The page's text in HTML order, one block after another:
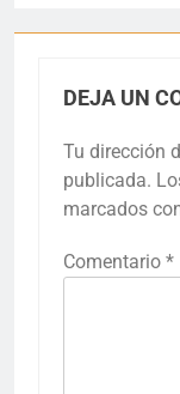
DEJA UN
Tu dirección
publicada.
marcados
Comentario *